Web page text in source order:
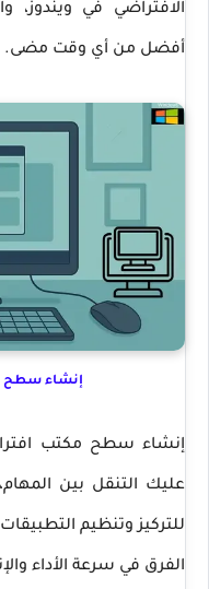
الافتراضي في
أفضل من أي وقت مضى.
إنشاء سطح
إنشاء سطح مكتب
عليك التنقل بين
للتركيز وتنظيم
الفرق في سرعة الأداء